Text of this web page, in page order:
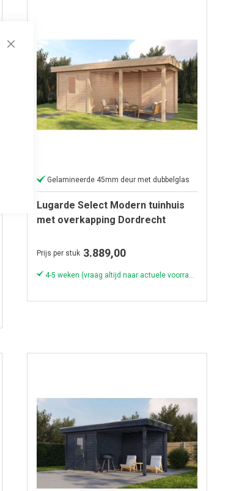
Gelamineerde 45mm deur met dubbelglas
Lugarde Select Modern tuinhuis
met overkapping Dordrecht
Onbehandeld
Prijs per stuk 3.889,00
4-5 weken (vraag altijd naar actuele voorraad & levertijd!)